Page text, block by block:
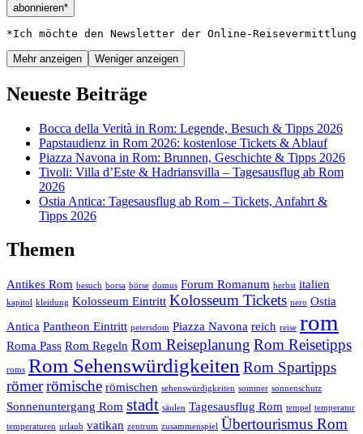
abonnieren*
*Ich möchte den Newsletter der Online-
Mehr anzeigen Weniger anzeigen
Neueste Beiträge
Bocca della Verità in Rom: Legende, Besuch & Tipps 2026
Papstaudienz in Rom 2026: kostenlose Tickets & Ablauf
Piazza Navona in Rom: Brunnen, Geschichte & Tipps 2026
Tivoli: Villa d’Este & Hadriansvilla – Tagesausflug ab Rom
2026
Ostia Antica: Tagesausflug ab Rom – Tickets, Anfahrt &
Tipps 2026
Themen
Antikes Rom besuch borsa börse domus Forum Romanum herbst italien
kapitol kleidung Kolosseum Eintritt Kolosseum Tickets nero Ostia
Antica Pantheon Eintritt petersdom Piazza Navona reich reise rom
Roma Pass Rom Regeln Rom Reiseplanung Rom Reisetipps
roms Rom Sehenswürdigkeiten Rom Spartipps
römerrömische römischen sehenswürdigkeiten sommer sonnenschutz
Sonnenuntergang Rom stadt säulen Tagesausflug Rom tempel temperatur
temperaturen urlaub vatikan zentrum zusammenspiel Übertourismus Rom